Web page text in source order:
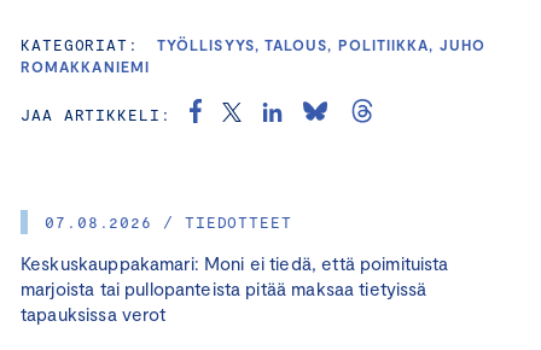
07.08.2026 / TIEDOTTEET
Keskuskauppakamari: Moni ei tiedä, että poimituista
marjoista tai pullopanteista pitää maksaa tietyissä
tapauksissa verot
KATEGORIAT:
TYÖLLISYYS, TALOUS, POLITIIKKA, JUHO
ROMAKKANIEMI
JAA ARTIKKELI: